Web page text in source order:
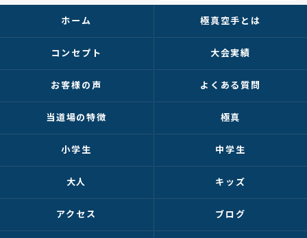
ホーム 極真空手とは
コンセプト 大会実績
お客様の声 よくある質問
当道場の特徴 極真
小学生 中学生
大人 キッズ
アクセス ブログ